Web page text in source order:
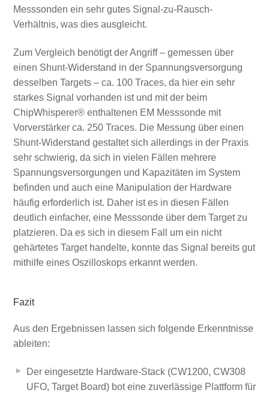
Messsonden ein sehr gutes Signal-zu-Rausch-
Verhältnis, was dies ausgleicht.
Zum Vergleich benötigt der Angriff – gemessen über
einen Shunt-Widerstand in der Spannungsversorgung
desselben Targets – ca. 100 Traces, da hier ein sehr
starkes Signal vorhanden ist und mit der beim
ChipWhisperer® enthaltenen EM Messsonde mit
Vorverstärker ca. 250 Traces. Die Messung über einen
Shunt-Widerstand gestaltet sich allerdings in der Praxis
sehr schwierig, da sich in vielen Fällen mehrere
Spannungsversorgungen und Kapazitäten im System
befinden und auch eine Manipulation der Hardware
häufig erforderlich ist. Daher ist es in diesen Fällen
deutlich einfacher, eine Messsonde über dem Target zu
platzieren. Da es sich in diesem Fall um ein nicht
gehärtetes Target handelte, konnte das Signal bereits gut
mithilfe eines Oszilloskops erkannt werden.
Fazit
Aus den Ergebnissen lassen sich folgende Erkenntnisse
ableiten:
Der eingesetzte Hardware-Stack (CW1200, CW308
UFO, Target Board) bot eine zuverlässige Plattform für